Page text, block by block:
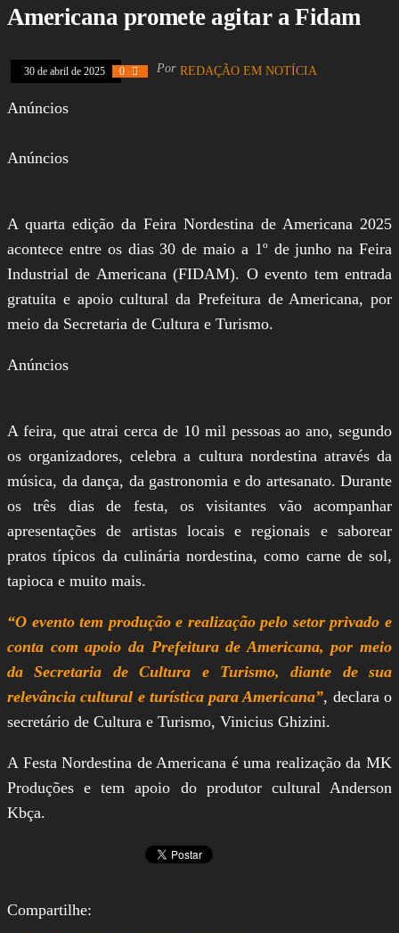
Assembleia
Legislativa,
Rio de Janeiro,
Brasília, Nordeste,
Negócios,
Oportunidades,
Americana promete agitar a Fidam
30 de abril de 2025 0 Por REDAÇÃO EM NOTÍCIA
Anúncios
Anúncios
A quarta edição da Feira Nordestina de Americana 2025
acontece entre os dias 30 de maio a 1º de junho na Feira
Industrial de Americana (FIDAM). O evento tem entrada
gratuita e apoio cultural da Prefeitura de Americana, por
meio da Secretaria de Cultura e Turismo.
Anúncios
A feira, que atrai cerca de 10 mil pessoas ao ano, segundo
os organizadores, celebra a cultura nordestina através da
música, da dança, da gastronomia e do artesanato. Durante
os três dias de festa, os visitantes vão acompanhar
apresentações de artistas locais e regionais e saborear
pratos típicos da culinária nordestina, como carne de sol,
tapioca e muito mais.
“O evento tem produção e realização pelo setor privado e
conta com apoio da Prefeitura de Americana, por meio
da Secretaria de Cultura e Turismo, diante de sua
relevância cultural e turística para Americana”, declara o
secretário de Cultura e Turismo, Vinicius Ghizini.
A Festa Nordestina de Americana é uma realização da MK
Produções e tem apoio do produtor cultural Anderson
Kbça.
Compartilhe: